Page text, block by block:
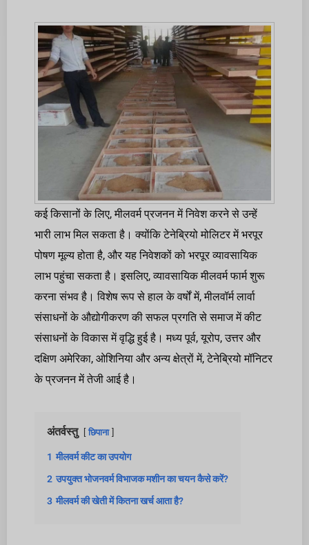
कई किसानों के लिए, मीलवर्म प्रजनन में निवेश करने से उन्हें
भारी लाभ मिल सकता है। क्योंकि टेनेब्रियो मोलिटर में भरपूर
पोषण मूल्य होता है, और यह निवेशकों को भरपूर व्यावसायिक
लाभ पहुंचा सकता है। इसलिए, व्यावसायिक मीलवर्म फार्म शुरू
करना संभव है। विशेष रूप से हाल के वर्षों में, मीलवॉर्म लार्वा
संसाधनों के औद्योगीकरण की सफल प्रगति से समाज में कीट
संसाधनों के विकास में वृद्धि हुई है। मध्य पूर्व, यूरोप, उत्तर और
दक्षिण अमेरिका, ओशिनिया और अन्य क्षेत्रों में, टेनेब्रियो मॉनिटर
के प्रजनन में तेजी आई है।
अंतर्वस्तु छिपाना
1 मीलवर्म कीट का उपयोग
2 उपयुक्त भोजनवर्म विभाजक मशीन का चयन कैसे करें?
3 मीलवर्म की खेती में कितना खर्च आता है?